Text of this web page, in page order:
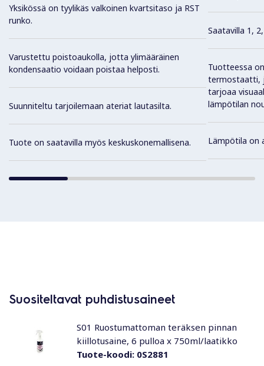
Yksikössä on tyylikäs valkoinen kvartsitaso ja RST
runko.
Varustettu poistoaukolla, jotta ylimääräinen
kondensaatio voidaan poistaa helposti.
Suunniteltu tarjoilemaan ateriat lautasilta.
Tuote on saatavilla myös keskuskonemallisena.
Saatavilla 1,
Tuotteessa
termostaatti,
tarjoaa
lämpötilan
Lämpötila on
Suositeltavat puhdistusaineet
Tuote-koodi:0S2881
S01 Ruostumattoman teräksen pinnan
kiillotusaine, 6 pulloa x 750ml/laatikko